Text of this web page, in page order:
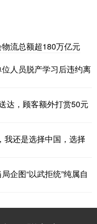
流总额超180万亿元
人员脱产学习后违约离
达，顾客额外打赏50元
我还是选择中国，选择
企图“以武拒统”纯属自